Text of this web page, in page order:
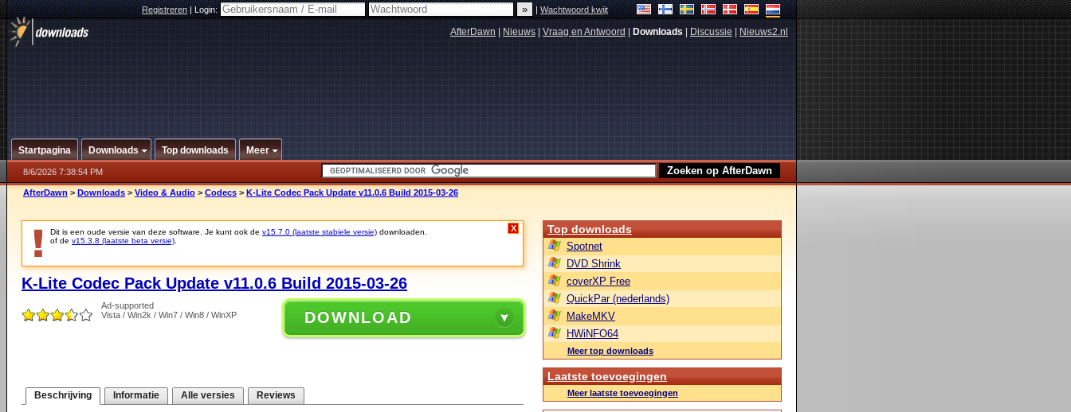
Registreren|Login: |Wachtwoord kwijt
AfterDawn Nieuws Vraag en Antwoord Downloads Discussie Nieuws2.nl
Startpagina Downloads Top downloads Meer
8/6/2026 7:38:54 PM
AfterDawn > Downloads > Video & Audio > Codecs > K-Lite Codec Pack Update v11.0.6 Build 2015-03-26
Dit is een oude versie van deze software. Je kunt ook de v15.7.0 (laatste stabiele versie) downloaden.
of de v15.3.8 (laatste beta versie)
X
K-Lite Codec Pack Update v11.0.6 Build 2015-03-26
Ad-supported
Vista / Win2k / Win7 / Win8 / WinXP
DOWNLOAD
Beschrijving Informatie Alle versies Reviews
Top downloads
Spotnet
DVD Shrink
coverXP Free
QuickPar (nederlands)
MakeMKV
HWiNFO64
Meer top downloads
Laatste toevoegingen
Meer laatste toevoegingen